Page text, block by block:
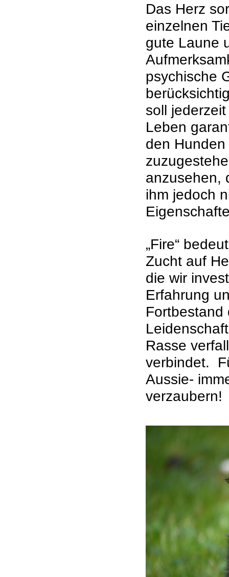
Das Herz
einzelnen
gute Laune
psychische
soll
Leben
den
anzusehen,
ihm jedoch
„Fire“
Zucht auf
die wir
Erfahrung
Fortbestand
Rasse
verbindet.
Aussie-
verzaubern!